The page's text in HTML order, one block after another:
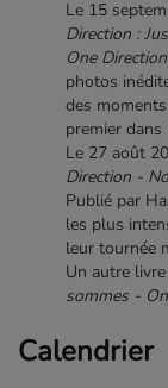
Le 15
Direction :
One Direction
photos
des
premier dans
Le 27 août
Direction -
Publié par
les plus
leur tournée
Un autre
sommes -
Calendrier